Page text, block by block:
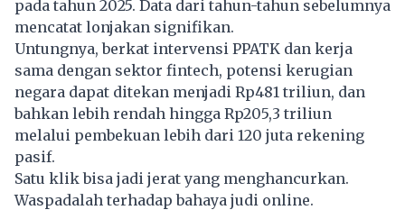
pada tahun 2025. Data dari tahun-tahun sebelumnya
mencatat lonjakan signifikan.
Untungnya, berkat intervensi PPATK dan kerja
sama dengan sektor fintech, potensi kerugian
negara dapat ditekan menjadi Rp481 triliun, dan
bahkan lebih rendah hingga Rp205,3 triliun
melalui pembekuan lebih dari 120 juta rekening
pasif.
Satu klik bisa jadi jerat yang menghancurkan.
Waspadalah terhadap bahaya judi online.